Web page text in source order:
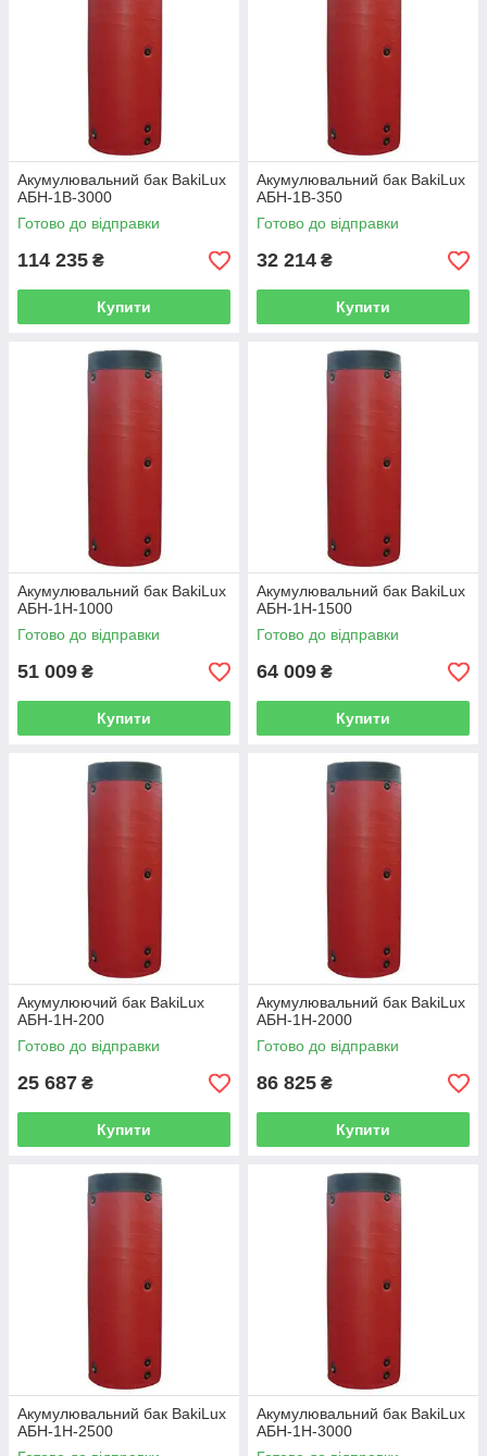
Акумулювальний бак BakiLux
АБН-1В-3000
Готово до відправки
114 235 ₴
Купити
Акумулювальний бак BakiLux
АБН-1В-350
Готово до відправки
32 214 ₴
Купити
Акумулювальний бак BakiLux
АБН-1Н-1000
Готово до відправки
51 009 ₴
Купити
Акумулювальний бак BakiLux
АБН-1Н-1500
Готово до відправки
64 009 ₴
Купити
Акумулюючий бак BakiLux
АБН-1Н-200
Готово до відправки
25 687 ₴
Купити
Акумулювальний бак BakiLux
АБН-1Н-2000
Готово до відправки
86 825 ₴
Купити
Акумулювальний бак BakiLux
АБН-1Н-2500
Акумулювальний бак BakiLux
АБН-1Н-3000